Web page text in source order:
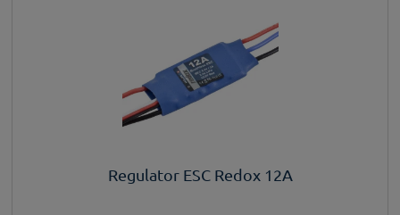
Regulator ESC Redox 12A